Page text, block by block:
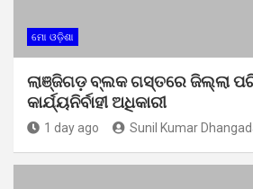
ମୋ ଓଡ଼ିଶା
ଲାଞ୍ଜିଗଡ଼ ବ୍ଲକ ଗସ୍ତରେ ଜିଲ୍ଲା
କାର୍ଯ୍ୟନିର୍ବାହୀ ଅଧିକାରୀ
1 day ago Sunil Kumar